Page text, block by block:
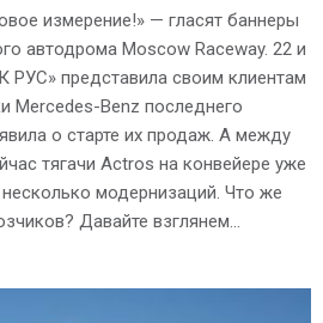
измерение!» — гласят баннеры
автодрома Moscow Raceway. 22 и
РУС» представила своим клиентам
Mercedes-Benz последнего
о старте их продаж. А между
тягачи Actros на конвейере уже
модернизаций. Что же
Давайте взглянем…